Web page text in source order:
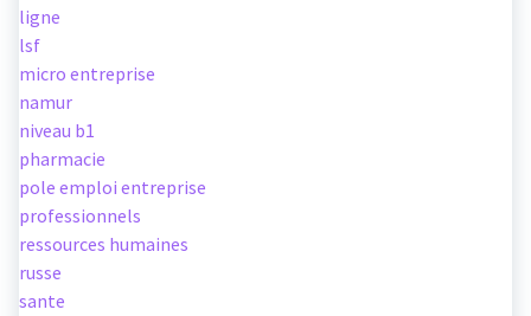
ligne
lsf
micro entreprise
namur
niveau b1
pharmacie
pole emploi entreprise
professionnels
ressources humaines
russe
sante